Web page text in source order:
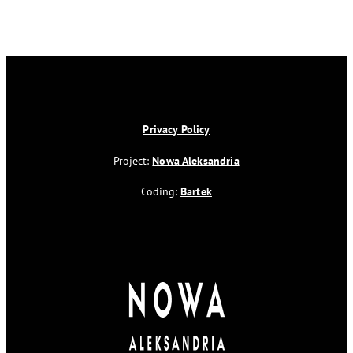
Privacy Policy
Project:Nowa Aleksandria
Coding:Bartek